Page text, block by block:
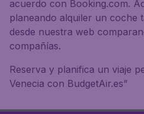
acuerdo con Booking.com.
planeando alquiler un coche
desde nuestra web
compañías.
Reserva y planifica un viaje
Venecia con BudgetAir.es”